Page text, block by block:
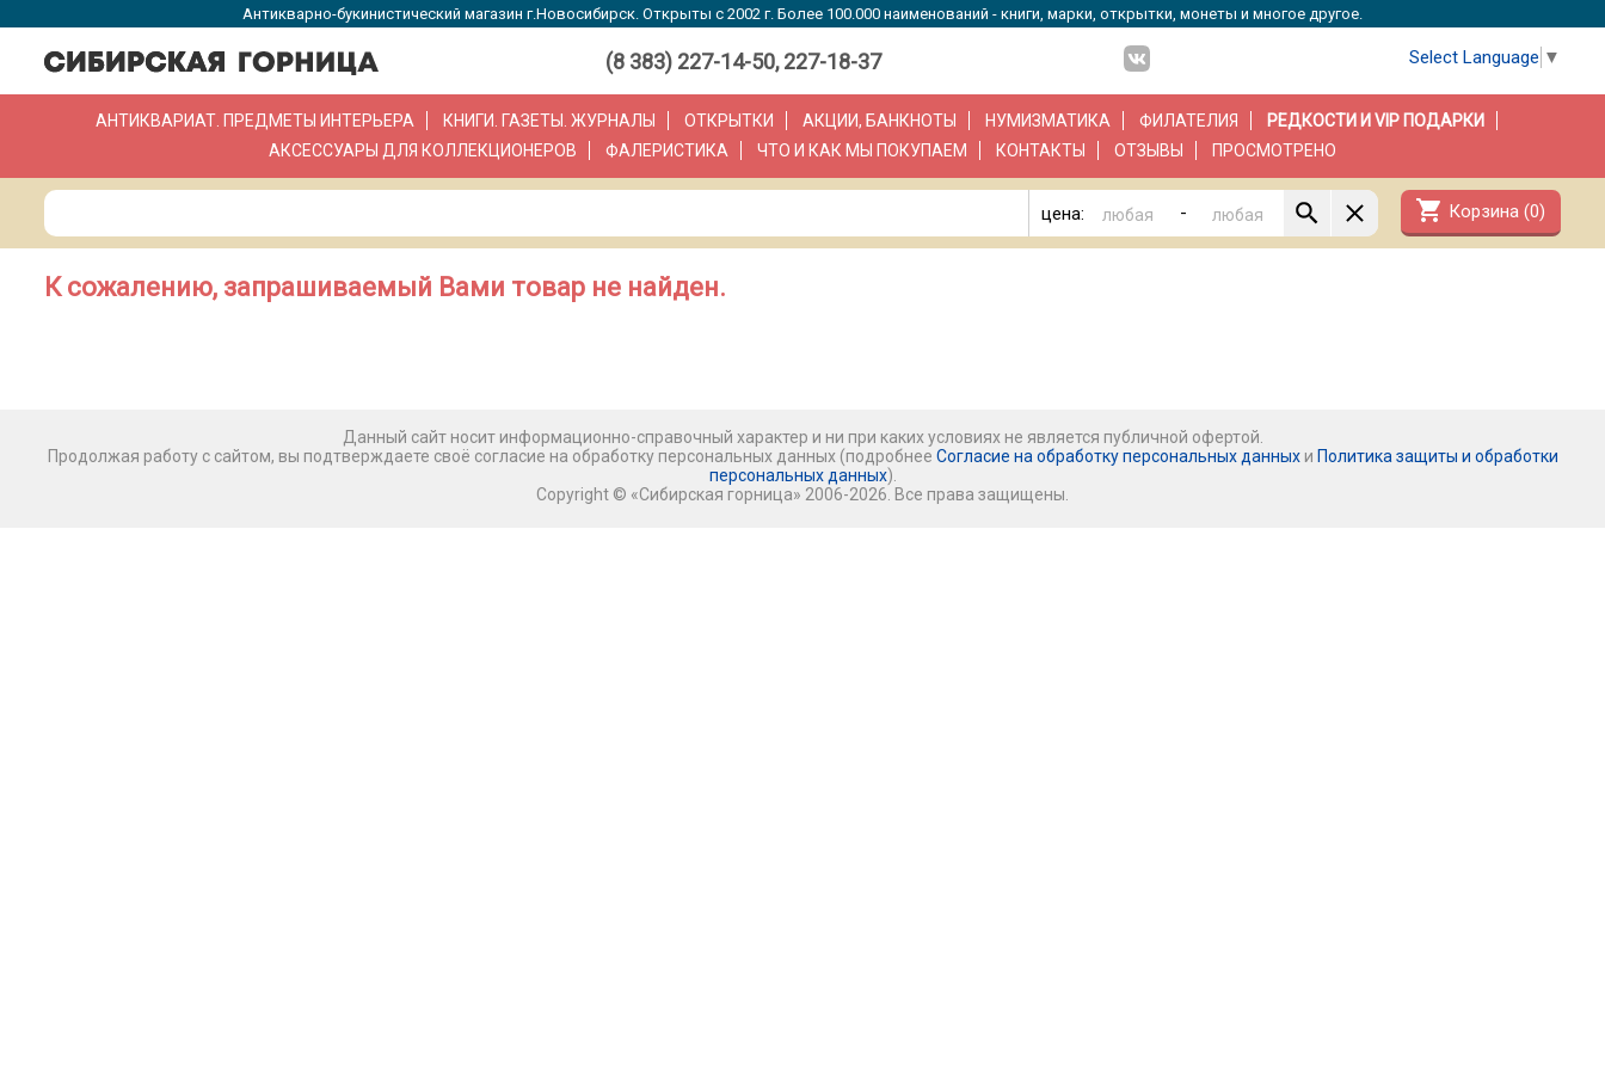
Антикварно-букинистический магазин г.Новосибирск. Открыты с 2002 г. Более 100.000 наименований - книги, марки, открытки, монеты и многое другое.
(8 383) 227-14-50, 227-18-37 Select Language ▼
АНТИКВАРИАТ. ПРЕДМЕТЫ ИНТЕРЬЕРА КНИГИ. ГАЗЕТЫ. ЖУРНАЛЫ ОТКРЫТКИ АКЦИИ, БАНКНОТЫ НУМИЗМАТИКА ФИЛАТЕЛИЯ
РЕДКОСТИ И VIP ПОДАРКИ
АКСЕССУАРЫ ДЛЯ КОЛЛЕКЦИОНЕРОВ
ФАЛЕРИСТИКА ЧТО И КАК МЫ ПОКУПАЕМ КОНТАКТЫ ОТЗЫВЫ ПРОСМОТРЕНО
цена: - shopping_cart Корзина (0)
К сожалению, запрашиваемый Вами товар не найден.
Данный сайт носит информационно-справочный характер и ни при каких условиях не является публичной офертой.
Продолжая работу с сайтом, вы подтверждаете своё согласие на обработку персональных данных (подробнее Согласие на обработку персональных данныхи Политика защиты и обработки
персональных данных).
Copyright © «Сибирская горница» 2006-2026. Все права защищены.